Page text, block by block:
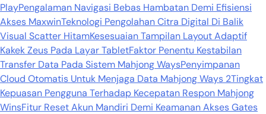
PlayPengalaman Navigasi Bebas Hambatan Demi Efisiensi
Akses MaxwinTeknologi Pengolahan Citra Digital Di Balik
Visual Scatter HitamKesesuaian Tampilan Layout Adaptif
Kakek Zeus Pada Layar TabletFaktor Penentu Kestabilan
Transfer Data Pada Sistem Mahjong WaysPenyimpanan
Cloud Otomatis Untuk Menjaga Data Mahjong Ways 2Tingkat
Kepuasan Pengguna Terhadap Kecepatan Respon Mahjong
WinsFitur Reset Akun Mandiri Demi Keamanan Akses Gates